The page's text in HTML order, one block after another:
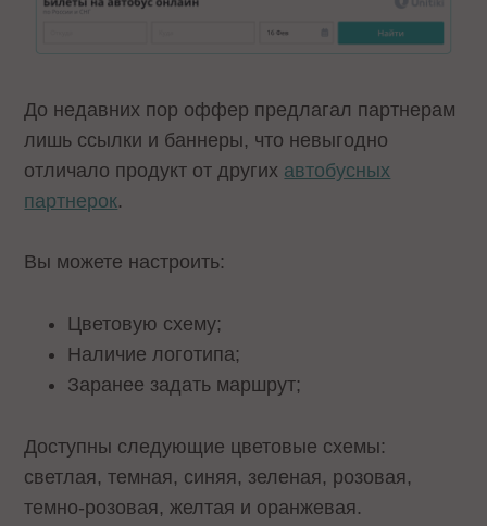
До недавних пор оффер предлагал партнерам
лишь ссылки и баннеры, что невыгодно
отличало продукт от других автобусных
партнерок.
Вы можете настроить:
Цветовую схему;
Наличие логотипа;
Заранее задать маршрут;
Доступны следующие цветовые схемы:
светлая, темная, синяя, зеленая, розовая,
темно-розовая, желтая и оранжевая.